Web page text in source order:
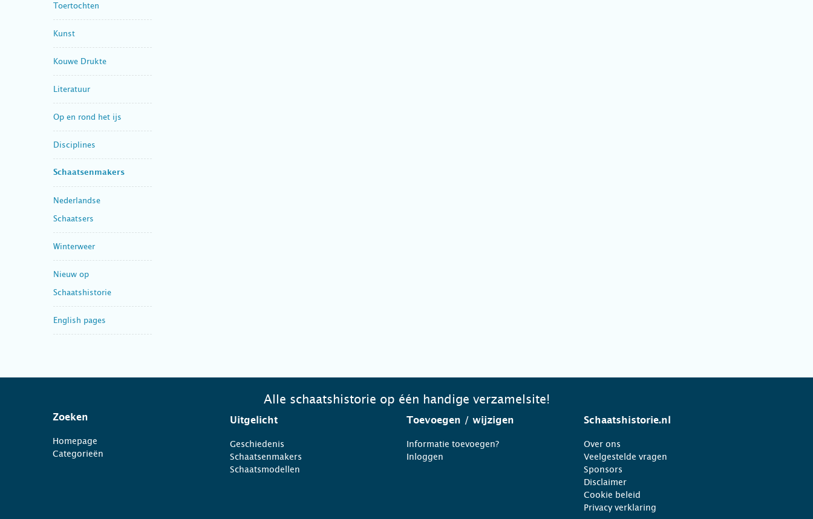
Toertochten
Kunst
Kouwe Drukte
Literatuur
Op en rond het ijs
Disciplines
Schaatsenmakers
Nederlandse
Schaatsers
Winterweer
Nieuw op
Schaatshistorie
English pages
Alle schaatshistorie op één handige verzamelsite!
Zoeken
Homepage
Categorieën
Uitgelicht
Geschiedenis
Schaatsenmakers
Schaatsmodellen
Toevoegen / wijzigen
Informatie toevoegen?
Inloggen
Schaatshistorie.nl
Over ons
Veelgestelde vragen
Sponsors
Disclaimer
Cookie beleid
Privacy verklaring